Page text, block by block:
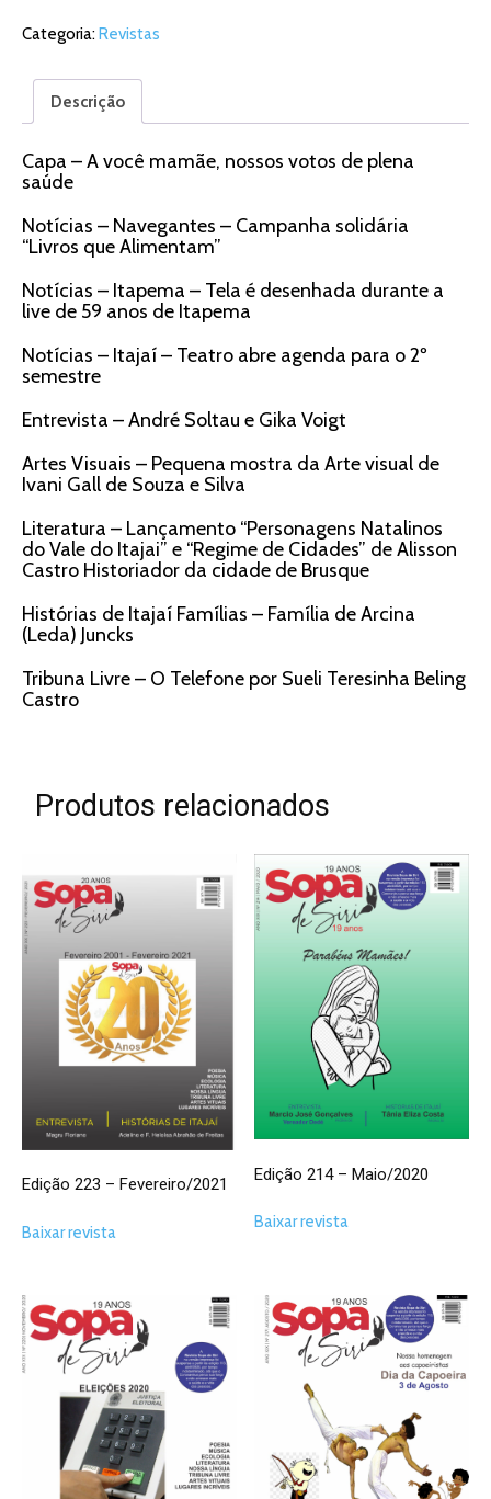
Categoria:Revistas
Descrição
Capa – A você mamãe, nossos votos de plena
saúde
Notícias – Navegantes – Campanha solidária
“Livros que Alimentam”
Notícias – Itapema – Tela é desenhada durante a
live de 59 anos de Itapema
Notícias – Itajaí – Teatro abre agenda para o 2º
semestre
Entrevista – André Soltau e Gika Voigt
Artes Visuais – Pequena mostra da Arte visual de
Ivani Gall de Souza e Silva
Literatura – Lançamento “Personagens Natalinos
do Vale do Itajai” e “Regime de Cidades” de Alisson
Castro Historiador da cidade de Brusque
Histórias de Itajaí Famílias – Família de Arcina
(Leda) Juncks
Tribuna Livre – O Telefone por Sueli Teresinha Beling
Castro
Produtos relacionados
Edição 223 – Fevereiro/2021
Baixar revista
Edição 214 – Maio/2020
Baixar revista